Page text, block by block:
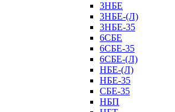
3НБЕ
3НБЕ-(Л)
3НБЕ-35
6СБЕ
6СБЕ-35
6СБЕ-(Л)
НБЕ-(Л)
НБЕ-35
СБЕ-35
НБП